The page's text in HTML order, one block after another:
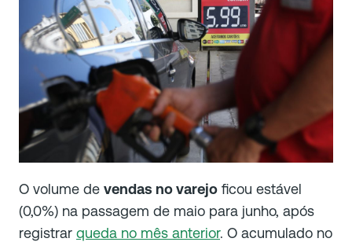
O volume de vendas no varejo ficou estável
(0,0%) na passagem de maio para junho, após
registrar queda no mês anterior. O acumulado no